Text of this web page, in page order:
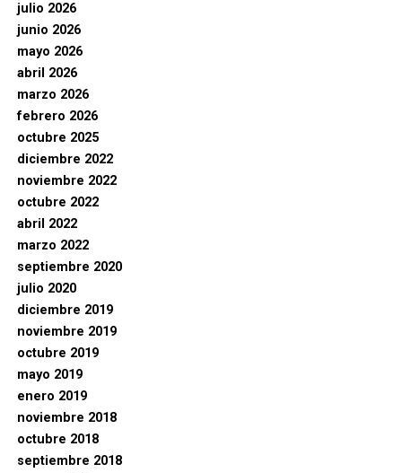
julio 2026
junio 2026
mayo 2026
abril 2026
marzo 2026
febrero 2026
octubre 2025
diciembre 2022
noviembre 2022
octubre 2022
abril 2022
marzo 2022
septiembre 2020
julio 2020
diciembre 2019
noviembre 2019
octubre 2019
mayo 2019
enero 2019
noviembre 2018
octubre 2018
septiembre 2018